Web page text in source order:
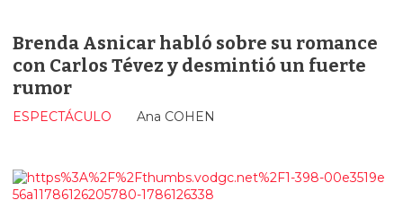
Brenda Asnicar habló sobre su romance
con Carlos Tévez y desmintió un fuerte
rumor
Ana COHEN
ESPECTÁCULO